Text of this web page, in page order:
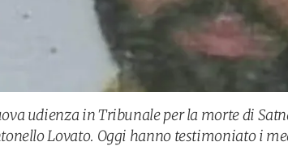
udienza in Tribunale per la morte di
Lovato. Oggi hanno testimoniato i